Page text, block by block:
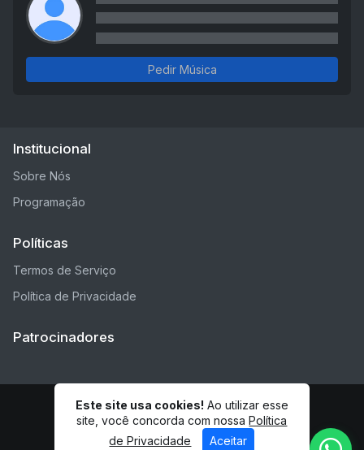
Pedir Música
Institucional
Sobre Nós
Programação
Políticas
Termos de Serviço
Política de Privacidade
Patrocinadores
© Rádio ES - Todos os direitos reservados.
Este site usa cookies! Ao utilizar esse
site, você concorda com nossaPolítica
de Privacidade
Aceitar